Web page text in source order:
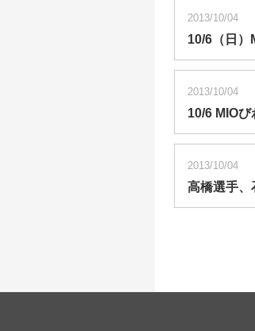
2013/10/04
10/6（日
2013/10/04
10/6 MIO
2013/10/04
高橋選手、